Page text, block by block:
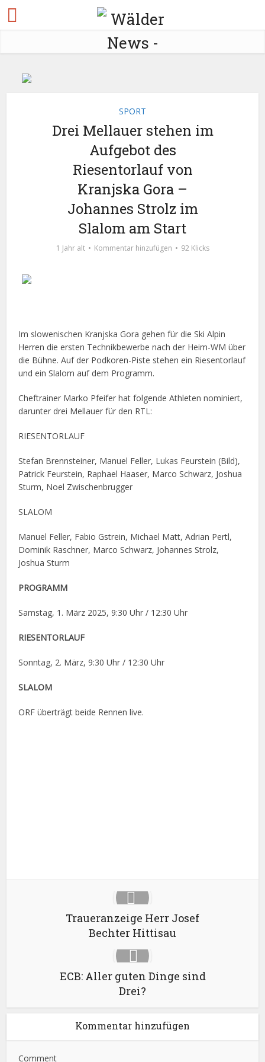
SPORT
Drei Mellauer stehen im
Aufgebot des
Riesentorlauf von
Kranjska Gora –
Johannes Strolz im
Slalom am Start
1 Jahr alt Kommentar hinzufügen 92 Klicks
Im slowenischen Kranjska Gora gehen für die Ski Alpin
Herren die ersten Technikbewerbe nach der Heim-WM über
die Bühne. Auf der Podkoren-Piste stehen ein Riesentorlauf
und ein Slalom auf dem Programm.
Cheftrainer Marko Pfeifer hat folgende Athleten nominiert,
darunter drei Mellauer für den RTL:
RIESENTORLAUF
Stefan Brennsteiner, Manuel Feller, Lukas Feurstein (Bild),
Patrick Feurstein, Raphael Haaser, Marco Schwarz, Joshua
Sturm, Noel Zwischenbrugger
SLALOM
Manuel Feller, Fabio Gstrein, Michael Matt, Adrian Pertl,
Dominik Raschner, Marco Schwarz, Johannes Strolz,
Joshua Sturm
PROGRAMM
Samstag, 1. März 2025, 9:30 Uhr / 12:30 Uhr
RIESENTORLAUF
Sonntag, 2. März, 9:30 Uhr / 12:30 Uhr
SLALOM
ORF überträgt beide Rennen live.
Traueranzeige Herr Josef
Bechter Hittisau
ECB: Aller guten Dinge sind
Drei?
Kommentar hinzufügen
Comment